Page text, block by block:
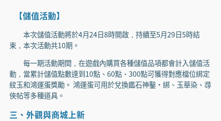
【儲值活動】
本次儲值活動將於4月24日8時開啟，持續至5月29日5時結
束，本次活動共10期。
每一期活動期間，在遊戲內購買各種儲值品項都會計入儲值活
動，當累計儲值點數達到10點、60點、300點可獲得對應檔位綁定
紋玉和鴻運蛋獎勵。 鴻運蛋可用於兌換鑑石神鑿·綁、玉華染、尋
俠帖等多種道具。
三、外觀與商城上新